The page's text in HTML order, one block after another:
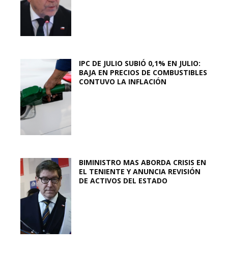
IPC DE JULIO SUBIÓ 0,1% EN JULIO:
BAJA EN PRECIOS DE COMBUSTIBLES
CONTUVO LA INFLACIÓN
BIMINISTRO MAS ABORDA CRISIS EN
EL TENIENTE Y ANUNCIA REVISIÓN
DE ACTIVOS DEL ESTADO